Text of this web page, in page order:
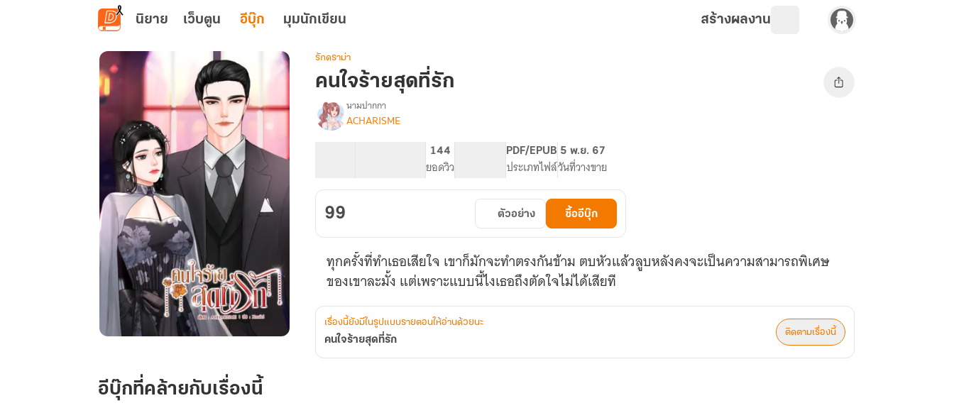
ข้ามไปยังเนื้อหาหลัก
นิยาย เว็บตูน อีบุ๊ก มุมนักเขียน สร้างผลงาน
สุด
ที่รัก
รักดราม่า
คนใจร้ายสุดที่รัก
เรื่อง
คน
นามปากกา
ACHARISME
144
ยอดวิว
PDF/EPUB
ประเภทไฟล์
5 พ.ย. 67
วันที่วางขาย
99 ตัวอย่าง ซื้ออีบุ๊ก
ทุกครั้งที่ทำเธอเสียใจ เขาก็มักจะทำตรงกันข้าม ตบหัวแล้วลูบหลังคงจะเป็นความสามารถพิเศษ
ของเขาละมั้ง แต่เพราะแบบนี้ไงเธอถึงตัดใจไม่ได้เสียที
เรื่องนี้ยังมีในรูปแบบรายตอนให้อ่านด้วยนะ
คนใจร้ายสุดที่รัก
ติดตามเรื่องนี้
อีบุ๊กที่คล้ายกับเรื่องนี้